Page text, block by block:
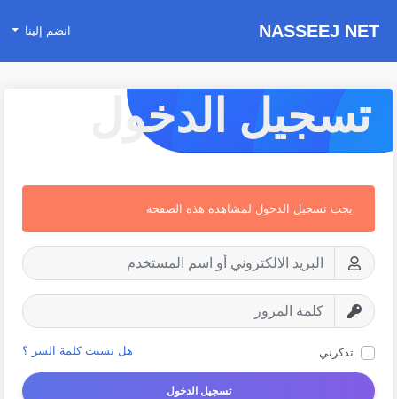
NASSEEJ NET انضم إلينا
تسجيل الدخول
يجب تسجيل الدخول لمشاهدة هذه الصفحة
تذكرني هل نسيت كلمة السر ؟
تسجيل الدخول